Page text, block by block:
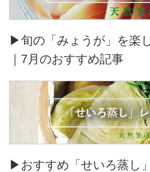
▶旬の「みょうが」を楽
｜7月のおすすめ記事
▶おすすめ「せいろ蒸し